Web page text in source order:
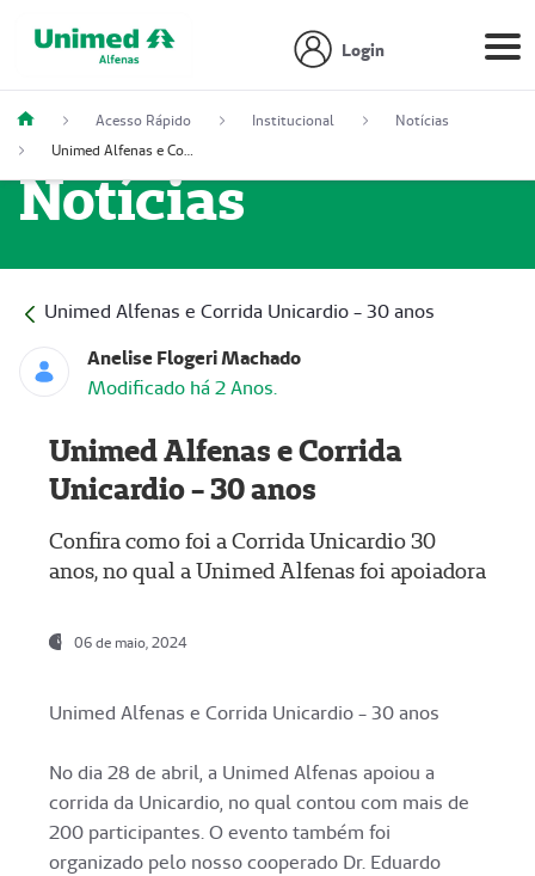
Login
Acesso Rápido Institucional
Notícias
Unimed Alfenas e Corrida Unicardio - 30 anos
Notícias
Unimed Alfenas e Corrida Unicardio - 30 anos
Anelise Flogeri Machado
Modificado há 2 Anos.
Unimed Alfenas e Corrida
Unicardio - 30 anos
Confira como foi a Corrida Unicardio 30
anos, no qual a Unimed Alfenas foi apoiadora
06 de maio, 2024
Unimed Alfenas e Corrida Unicardio - 30 anos
No dia 28 de abril, a Unimed Alfenas apoiou a
corrida da Unicardio, no qual contou com mais de
200 participantes. O evento também foi
organizado pelo nosso cooperado Dr. Eduardo